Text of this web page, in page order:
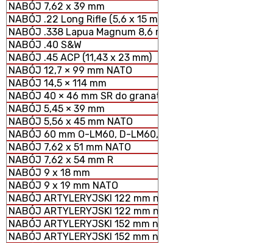
NABÓJ 7,62 x 39 mm
NABÓJ .22 Long Rifle (5,6 x 15 mm)
NABÓJ .338 Lapua Magnum 8,6 mm
NABÓJ .40 S&W
NABÓJ .45 ACP (11,43 x 23 mm)
NABÓJ 12,7 × 99 mm NATO
NABÓJ 14,5 × 114 mm
NABÓJ 40 × 46 mm SR do granatników
NABÓJ 5,45 × 39 mm
NABÓJ 5,56 x 45 mm NATO
NABÓJ 60 mm O-LM60, D-LM60, S-LM60 MOŹDZIERZOWY
NABÓJ 7,62 x 51 mm NATO
NABÓJ 7,62 x 54 mm R
NABÓJ 9 x 18 mm
NABÓJ 9 x 19 mm NATO
NABÓJ ARTYLERYJSKI 122 mm nabój HE z ładunkiem
NABÓJ ARTYLERYJSKI 122 mm nabój HE z ładunkiem
NABÓJ ARTYLERYJSKI 152 mm nabój HE z ładunkiem
NABÓJ ARTYLERYJSKI 152 mm nabój HE z ładunkiem